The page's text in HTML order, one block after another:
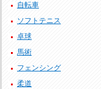
自転車
ソフトテニス
卓球
馬術
フェンシング
柔道